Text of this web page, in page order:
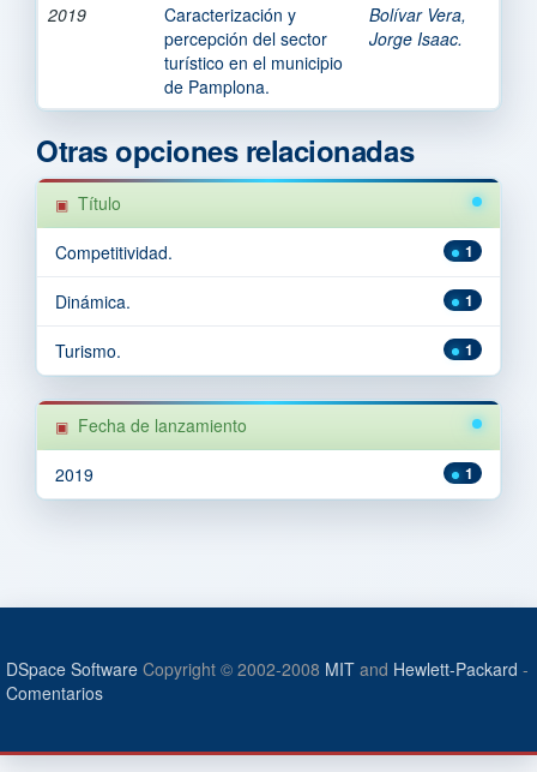
2019
Caracterización y
percepción del sector
turístico en el municipio
de Pamplona.
Bolívar Vera,
Jorge Isaac.
Otras opciones relacionadas
Título
1
Competitividad.
1
Dinámica.
1
Turismo.
Fecha de lanzamiento
1
2019
DSpace Software Copyright © 2002-2008 MIT and Hewlett-Packard -
Comentarios